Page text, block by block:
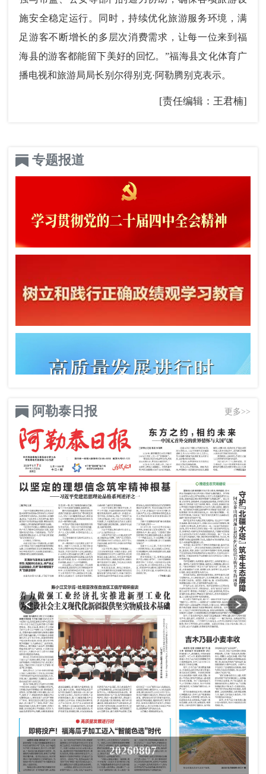
施安全稳定运行。同时，持续优化旅游服务环境，满
足游客不断增长的多层次消费需求，让每一位来到福
海县的游客都能留下美好的回忆。”福海县文化体育广
播电视和旅游局局长别尔得别克·阿勒腾别克表示。
[责任编辑：王君楠]
专题报道
阿勒泰日报 更多>>
20260807